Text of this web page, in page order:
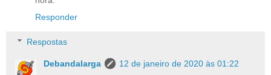
Responder
Respostas
Debandalarga
12 de janeiro de 2020 às 01:22